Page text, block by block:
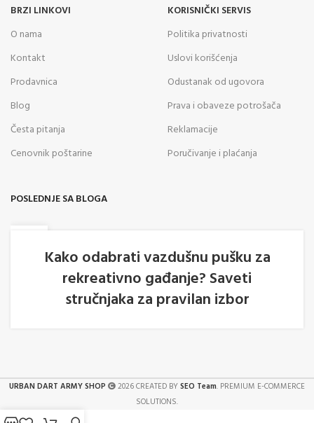
BRZI LINKOVI
O nama
Kontakt
Prodavnica
Blog
Česta pitanja
Cenovnik poštarine
KORISNIČKI SERVIS
Politika privatnosti
Uslovi korišćenja
Odustanak od ugovora
Prava i obaveze potrošača
Reklamacije
Poručivanje i plaćanja
POSLEDNJE SA BLOGA
Kako odabrati vazdušnu pušku za
rekreativno gađanje? Saveti
stručnjaka za pravilan izbor
URBAN DART ARMY SHOP 2026 CREATED BYSEO Team. PREMIUM E-COMMERCE
SOLUTIONS.